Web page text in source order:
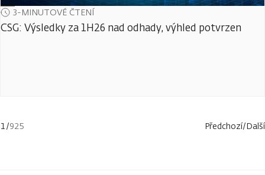
3-MINUTOVÉ ČTENÍ
CSG: Výsledky za 1H26 nad odhady, výhled potvrzen
1/925 Předchozí/Další